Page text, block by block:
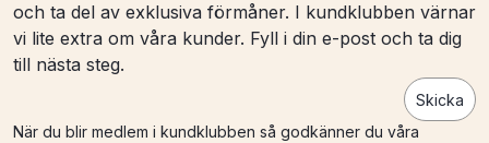
och ta del av exklusiva förmåner. I kundklubben värnar
vi lite extra om våra kunder. Fyll i din e-post och ta dig
till nästa steg.
Skicka
När du blir medlem i kundklubben så godkänner du våra